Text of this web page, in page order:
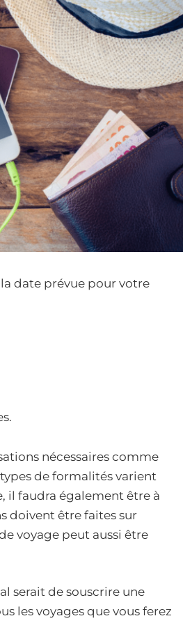
date prévue pour votre
nécessaires comme
types de formalités varient
il faudra également être à
doivent être faites sur
voyage peut aussi être
serait de souscrire une
les voyages que vous ferez